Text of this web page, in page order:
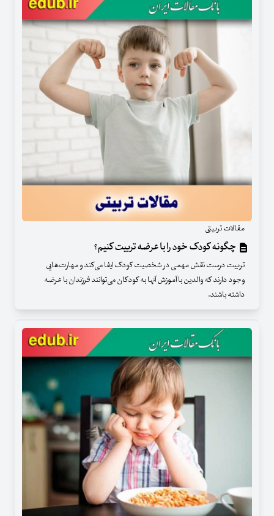
مقالات تربیتی
چگونه کودک خود را با عرضه تربیت کنیم؟
تربیت درست نقش مهمی در شخصیت کودک ایفا می‌کند و مهارت‌هایی
وجود دارند که والدین با آموزش آنها به کودکان می‌توانند فرزندان با عرضه
داشته باشند.